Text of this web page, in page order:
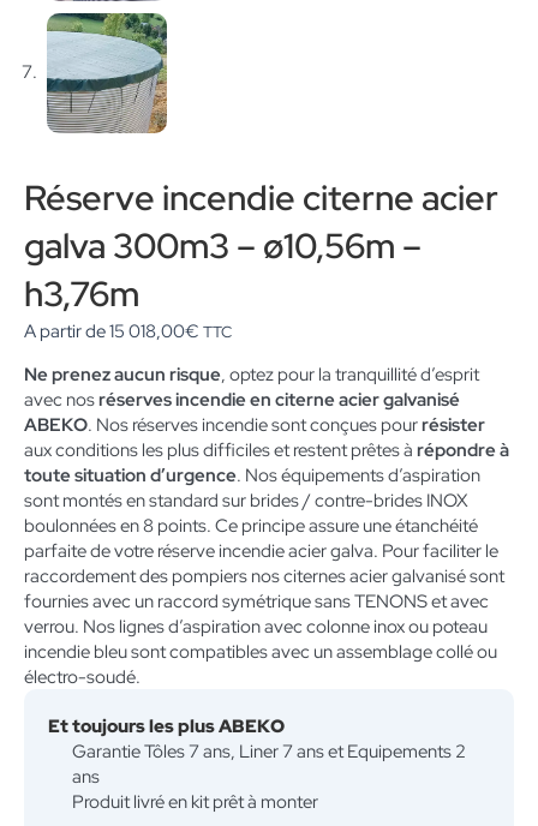
Réserve incendie citerne acier
galva 300m3 – ø10,56m –
h3,76m
A partir de15 018,00€ TTC
Ne prenez aucun risque, optez pour la tranquillité d’esprit
avec nosréserves incendie en citerne acier galvanisé
ABEKO. Nos réserves incendie sont conçues pourrésister
aux conditions les plus difficiles et restent prêtes à répondre à
toute situation d’urgence. Nos équipements d’aspiration
sont montés en standard sur brides / contre-brides INOX
boulonnées en 8 points. Ce principe assure une étanchéité
parfaite de votre réserve incendie acier galva. Pour faciliter le
raccordement des pompiers nos citernes acier galvanisé sont
fournies avec un raccord symétrique sans TENONS et avec
verrou. Nos lignes d’aspiration avec colonne inox ou poteau
incendie bleu sont compatibles avec un assemblage collé ou
électro-soudé.
Et toujours les plus ABEKO
Garantie Tôles 7 ans, Liner 7 ans et Equipements 2
ans
Produit livré en kit prêt à monter